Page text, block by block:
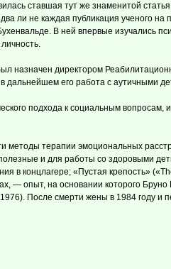
ставшая тут же знаменитой
ли не каждая публикация ученого
В ней впервые изучались
назначен директором
дальнейшем его работа с аутичными
подхода к социальным вопросам,
методы терапии эмоциональных
и для работы со здоровыми
в концлагере; «Пустая крепость»
— опыт, на основании которого Бруно
После смерти жены в 1984 году и